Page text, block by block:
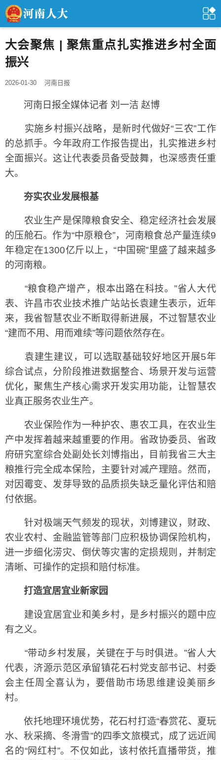
大会聚焦 | 聚焦重点扎实推进乡村全面
振兴
2026-01-30 河南日报
河南日报全媒体记者 刘一洁 赵博
实施乡村振兴战略，是新时代做好“三农”工作
的总抓手。今年政府工作报告提出，扎实推进乡村
全面振兴。这让代表委员备受鼓舞，也深感责任重
大。
夯实农业发展根基
农业生产是保障粮食安全、稳定经济社会发展
的压舱石。作为“中原粮仓”，河南粮食总产量连续9
年稳定在1300亿斤以上，“中国碗”里盛了越来越多
的河南粮。
“粮食稳产增产，根本出路在科技。”省人大代
表、许昌市农业技术推广站站长袁建生表示，近年
来，我省智慧农业不断取得新进展，不过智慧农业
“建而不用、用而难续”等问题依然存在。
袁建生建议，可以选取基础较好地区开展5年
综合试点，分阶段推进数据整合、场景开发与运营
优化，聚焦生产核心需求开发实用功能，让智慧农
业真正服务农业生产。
农业保险作为一种护农、惠农工具，在农业生
产中发挥着越来越重要的作用。省政协委员、省政
府研究室综合处副处长刘博指出，目前我省三大主
粮推行完全成本保险，主要针对减产理赔。然而，
对因霉变、发芽导致的品质损失缺乏量化评估和赔
付依据。
针对极端天气频发的现状，刘博建议，财政、
农业农村、金融监管等部门应积极协调保险机构，
进一步细化涝灾、倒伏等灾害的定损规则，并制定
清晰、可操作的定损和赔付标准。
打造宜居宜业新家园
建设宜居宜业和美乡村，是乡村振兴的题中应
有之义。
“带动乡村发展，关键在于与时俱进。”省人大
代表，济源示范区承留镇花石村党支部书记、村委
会主任周全喜认为，要借助市场思维建设美丽乡
村。
依托地理环境优势，花石村打造“春赏花、夏玩
水、秋采摘、冬滑雪”的四季文旅模式，成了远近闻
名的“网红村”。不仅如此，该村依托直播带货，推